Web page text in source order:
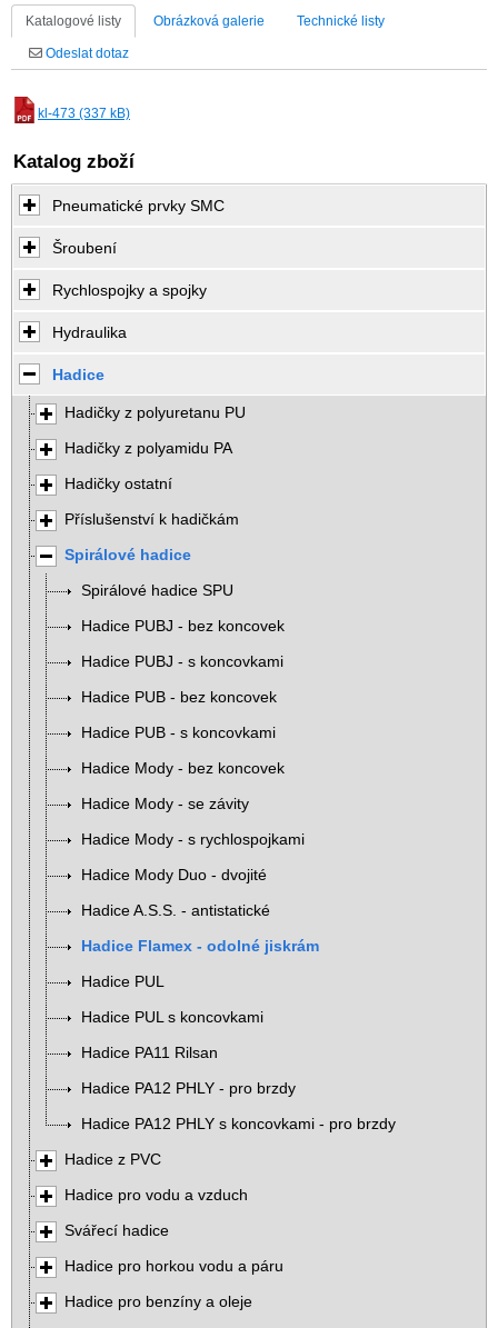
Katalogové listy Obrázková galerie Technické listy
Odeslat dotaz
kl-473 (337 kB)
Katalog zboží
Pneumatické prvky SMC
Šroubení
Rychlospojky a spojky
Hydraulika
Hadice
Hadičky z polyuretanu PU
Hadičky z polyamidu PA
Hadičky ostatní
Příslušenství k hadičkám
Spirálové hadice
Spirálové hadice SPU
Hadice PUBJ - bez koncovek
Hadice PUBJ - s koncovkami
Hadice PUB - bez koncovek
Hadice PUB - s koncovkami
Hadice Mody - bez koncovek
Hadice Mody - se závity
Hadice Mody - s rychlospojkami
Hadice Mody Duo - dvojité
Hadice A.S.S. - antistatické
Hadice Flamex - odolné jiskrám
Hadice PUL
Hadice PUL s koncovkami
Hadice PA11 Rilsan
Hadice PA12 PHLY - pro brzdy
Hadice PA12 PHLY s koncovkami - pro brzdy
Hadice z PVC
Hadice pro vodu a vzduch
Svářecí hadice
Hadice pro horkou vodu a páru
Hadice pro benzíny a oleje